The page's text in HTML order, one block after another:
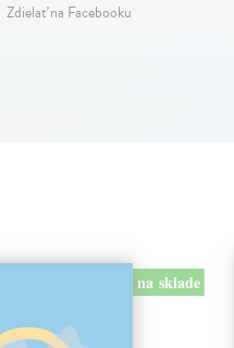
Zdielať na Facebooku
na sklade